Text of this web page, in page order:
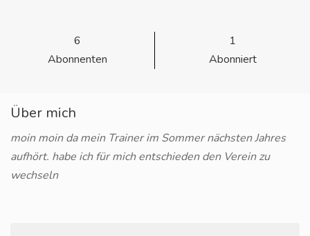
6
Abonnenten
1
Abonniert
Über mich
moin moin da mein Trainer im Sommer nächsten Jahres
aufhört. habe ich für mich entschieden den Verein zu
wechseln